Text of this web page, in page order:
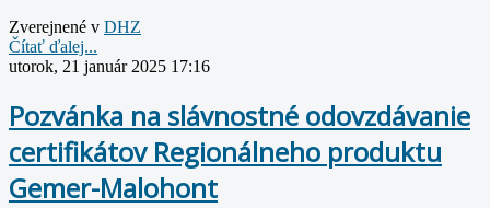
Zverejnené v DHZ
Čítať ďalej...
utorok, 21 január 2025 17:16
Pozvánka na slávnostné odovzdávanie
certifikátov Regionálneho produktu
Gemer-Malohont